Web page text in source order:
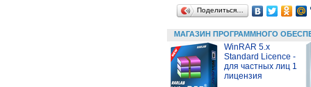
Поделиться…
МАГАЗИН ПРОГРАММНОГО
WinRAR 5.x
Standard Licence -
для частных лиц 1
лицензия